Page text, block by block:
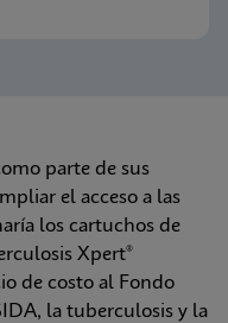
parte de sus
el acceso a las
los cartuchos de
Xpert®
de costo al Fondo
la tuberculosis y la